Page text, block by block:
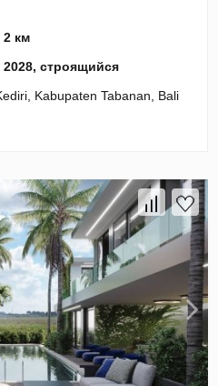
2 км
2028, строящийся
Kabupaten Tabanan, Bali